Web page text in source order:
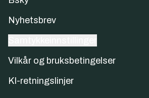
Nyhetsbrev
Vilkår og bruksbetingelser
KI-retningslinjer